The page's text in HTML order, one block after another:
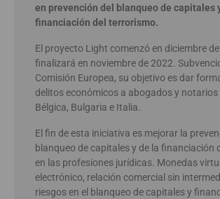
en prevención del blanqueo de capitales
financiación del terrorismo.
El proyecto Light comenzó en diciembre
finalizará en noviembre de 2022.
Comisión Europea, su objetivo es dar
delitos económicos a abogados y notarios
Bélgica, Bulgaria e Italia.
El fin de esta iniciativa es mejorar la
blanqueo de capitales y de la financiación
en las profesiones jurídicas. Monedas
electrónico, relación comercial sin
riesgos en el blanqueo de capitales y